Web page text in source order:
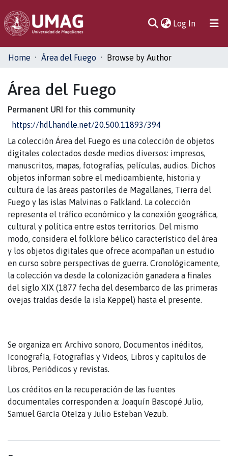
Log In(current)
Home Área del Fuego Browse by Author
Área del Fuego
Permanent URI for this community
https://hdl.handle.net/20.500.11893/394
La colección Área del Fuego es una colección de objetos
digitales colectados desde medios diversos: impresos,
manuscritos, mapas, fotografías, películas, audios. Dichos
objetos informan sobre el medioambiente, historia y
cultura de las áreas pastoriles de Magallanes, Tierra del
Fuego y las islas Malvinas o Falkland. La colección
representa el tráfico económico y la conexión geográfica,
cultural y política entre estos territorios. Del mismo
modo, considera el folklore bélico característico del área
y los objetos digitales que ofrece acompañan un estudio
en curso sobre perspectivas de guerra. Cronológicamente,
la colección va desde la colonización ganadera a finales
del siglo XIX (1877 fecha del desembarco de las primeras
ovejas traídas desde la isla Keppel) hasta el presente.
Se organiza en: Archivo sonoro, Documentos inéditos,
Iconografía, Fotografías y Videos, Libros y capítulos de
libros, Periódicos y revistas.
Los créditos en la recuperación de las fuentes
documentales corresponden a: Joaquín Bascopé Julio,
Samuel García Oteíza y Julio Esteban Vezub.